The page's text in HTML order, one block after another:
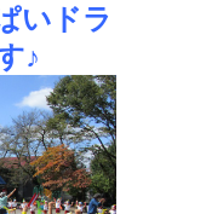
いドラ
♪